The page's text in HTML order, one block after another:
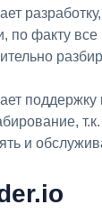
по факту все
поддержку
т.к.
и